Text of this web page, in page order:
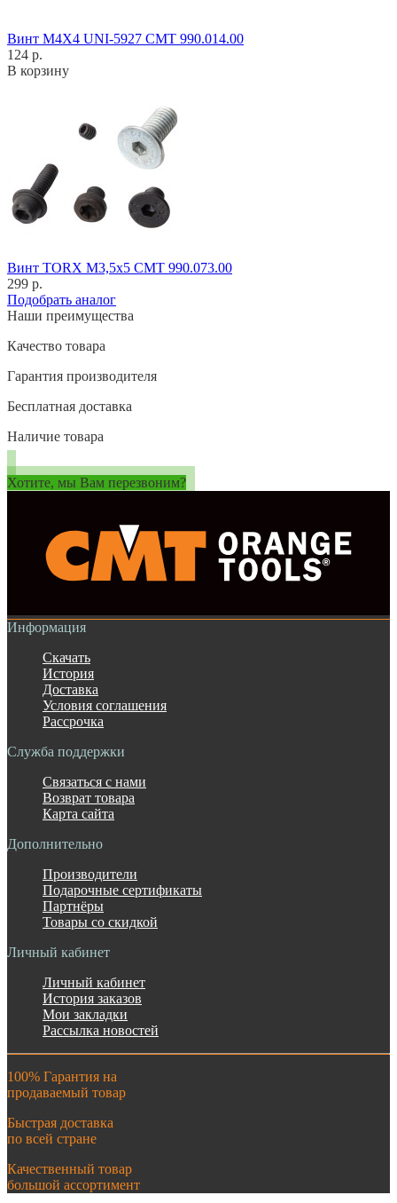
Винт M4X4 UNI-5927 CMT 990.014.00
124 р.
В корзину
Винт TORX M3,5x5 CMT 990.073.00
299 р.
Подобрать аналог
Наши преимущества
Качество товара
Гарантия производителя
Бесплатная доставка
Наличие товара
Хотите, мы Вам перезвоним?
Информация
Скачать
История
Доставка
Условия соглашения
Рассрочка
Служба поддержки
Связаться с нами
Возврат товара
Карта сайта
Дополнительно
Производители
Подарочные сертификаты
Партнёры
Товары со скидкой
Личный кабинет
Личный кабинет
История заказов
Мои закладки
Рассылка новостей
100% Гарантия на
продаваемый товар
Быстрая доставка
по всей стране
Качественный товар
большой ассортимент